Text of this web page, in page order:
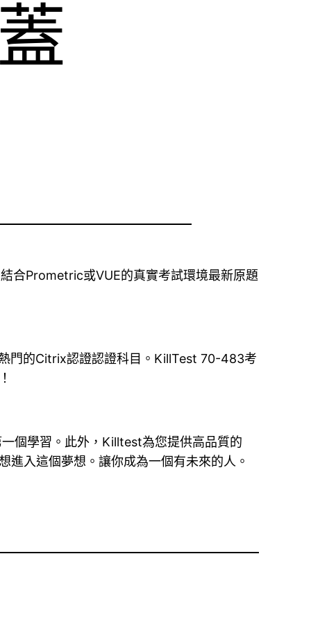
合Prometric或VUE的真實考試環境最新原題
門的Citrix認證認證科目。KillTest 70-483考
個學習。此外，Killtest為您提供高品質的
入這個夢想。讓你成為一個有未來的人。